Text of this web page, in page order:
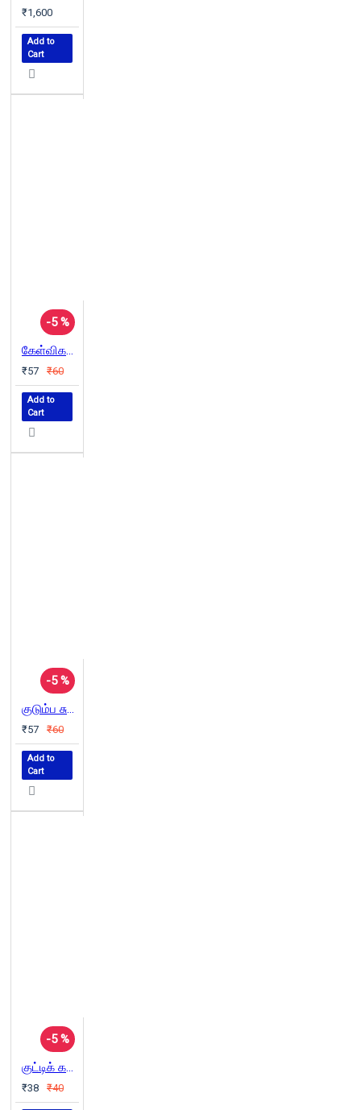
₹1,600
Add to
Cart
-5 %
கேள்விகளும் கண்ணதாசன் பதில்களும்
₹57 ₹60
Add to
Cart
-5 %
குடும்ப சுகம்
₹57 ₹60
Add to
Cart
-5 %
குட்டிக் கதைகள்
₹38 ₹40